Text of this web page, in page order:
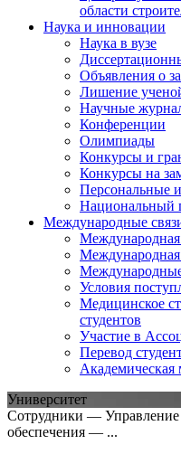
области
Наука и инновации
Наука в вузе
Объявления о
Лишение
Научные
Конференции
Олимпиады
Конкурсы и
Конкурсы на
Персональные
Национальный
Международные
Международная
Международная
Условия
Медицинское
студентов
Участие в
Перевод
Академическая
Университет
Сотрудники — Управление
обеспечения — ...